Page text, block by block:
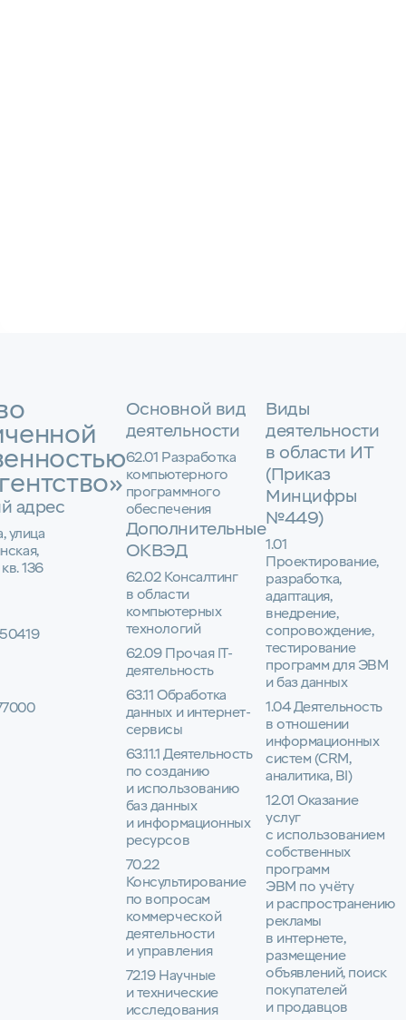
адрес
улица
136
Основной вид
деятельности
62.01 Разработка
компьютерного
программного
обеспечения
Дополнительные
ОКВЭД
62.02 Консалтинг
в области
компьютерных
технологий
62.09 Прочая IT-
деятельность
63.11 Обработка
данных и интернет-
сервисы
63.11.1 Деятельность
по созданию
и использованию
баз данных
и информационных
ресурсов
70.22
Консультирование
по вопросам
коммерческой
деятельности
и управления
72.19 Научные
и технические
исследования
Виды
деятельности
в области ИТ
(Приказ
Минцифры
№449)
1.01
Проектирование,
разработка,
адаптация,
внедрение,
сопровождение,
тестирование
программ для ЭВМ
и баз данных
1.04 Деятельность
в отношении
информационных
систем (CRM,
аналитика, BI)
12.01 Оказание
услуг
с использованием
собственных
программ
ЭВМ по учёту
и распространению
рекламы
в интернете,
размещение
объявлений, поиск
покупателей
и продавцов